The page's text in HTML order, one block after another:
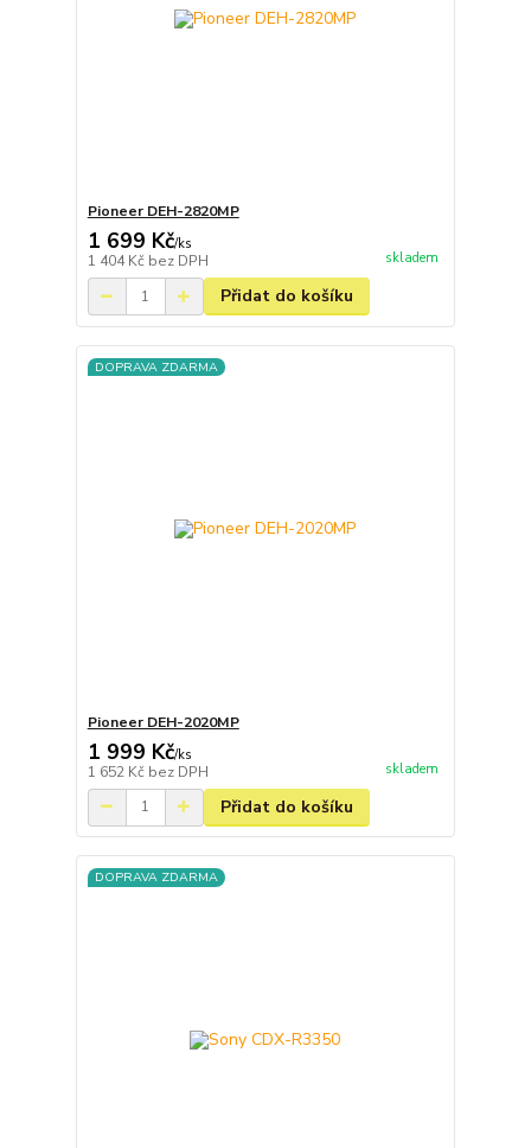
Pioneer DEH-2820MP
1 699 Kč/ks
1 404 Kč bez DPH skladem
Přidat do košíku
DOPRAVA ZDARMA
Pioneer DEH-2020MP
1 999 Kč/ks
1 652 Kč bez DPH skladem
Přidat do košíku
DOPRAVA ZDARMA